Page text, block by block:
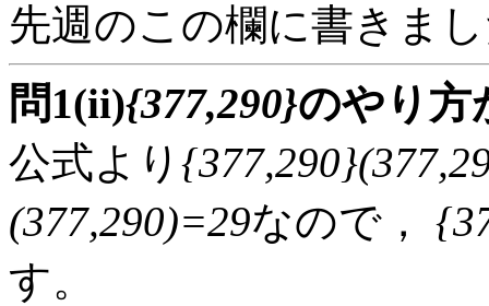
先週のこの欄に書きま
問1(ii){377,290}のやり方
公式より
(377,290)=29なので，
す。